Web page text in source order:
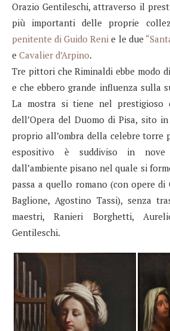
Orazio Gentileschi, attraverso il
più importanti delle proprie
penitente di Guido Reni e le due
e Cavalier d’Arpino.
Tre pittori che Riminaldi ebbe modo
e che ebbero grande influenza sulla
La mostra si tiene nel prestigioso
dell’Opera del Duomo di Pisa, sito
proprio all’ombra della celebre torre
espositivo è suddiviso in nove
dall’ambiente pisano nel quale si
passa a quello romano (con opere di
Baglione, Agostino Tassi), senza
maestri, Ranieri Borghetti,
Gentileschi.